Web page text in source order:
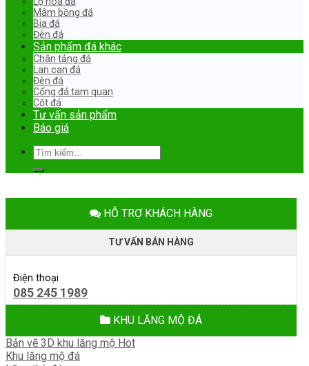
Mâm bồng đá
Bia đá
Đèn đá
Sản phẩm đá khác
Chân tảng đá
Lan can đá
Đèn đá
Cổng đá tam quan
Cột đá
Tư vấn sản phẩm
Báo giá
Tìm
kiếm:
HỖ TRỢ KHÁCH HÀNG
TƯ VẤN BÁN HÀNG
Điện thoại
085 245 1989
KHU LĂNG MỘ ĐÁ
Bản vẽ 3D khu lăng mộ
Khu lăng mộ đá